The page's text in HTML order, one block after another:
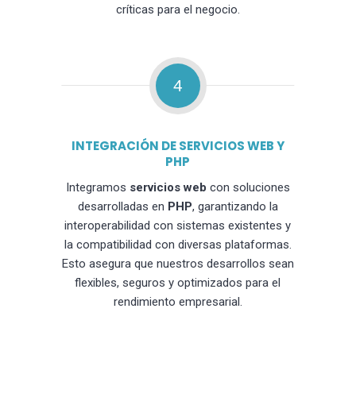
críticas para el negocio.
4
INTEGRACIÓN DE SERVICIOS WEB Y
PHP
Integramos servicios web con soluciones
desarrolladas en PHP, garantizando la
interoperabilidad con sistemas existentes y
la compatibilidad con diversas plataformas.
Esto asegura que nuestros desarrollos sean
flexibles, seguros y optimizados para el
rendimiento empresarial.